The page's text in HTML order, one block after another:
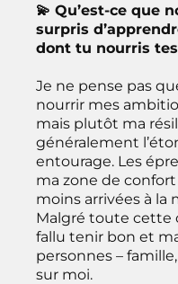
💫 Qu’est-ce que
surpris
dont tu nourris
Je ne pense pas
nourrir mes
mais plutôt ma
généralement
entourage. Les
ma zone de
moins arrivées à la
Malgré toute cette
fallu tenir bon et
personnes –
sur moi.